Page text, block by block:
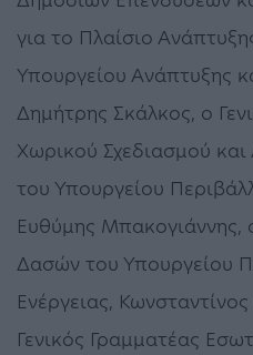
για το Πλαίσιο
Υπουργείου Ανάπτυξης
Δημήτρης Σκάλκος, ο
Χωρικού Σχεδιασμού
του Υπουργείου
Ευθύμης Μπακογιάννης,
Δασών του Υπουργείου
Ενέργειας,
Γενικός Γραμματέας